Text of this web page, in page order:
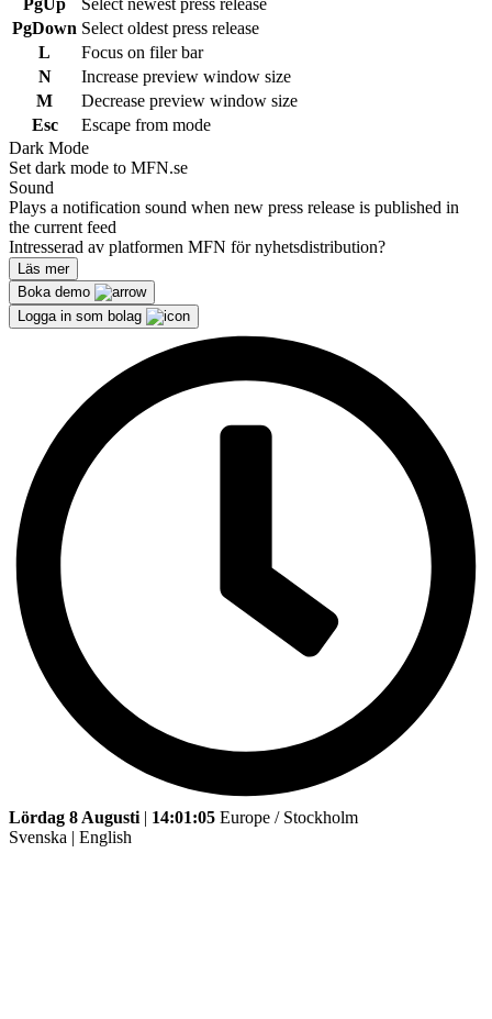
PgUp
Select newest press release
PgDown Select oldest press release
L
Focus on filer bar
N
Increase preview window size
M
Decrease preview window size
Esc
Escape from mode
Dark Mode
Set dark mode to MFN.se
Sound
Plays a notification sound when new press release is published in
the current feed
Intresserad av platformen MFN för nyhetsdistribution?
Läs mer
Boka demo
Logga in som bolag
Lördag 8 Augusti | 14:01:05 Europe / Stockholm
Svenska | English